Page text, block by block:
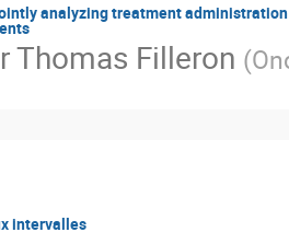
analyzing treatment
Thomas Filleron (
intervalles